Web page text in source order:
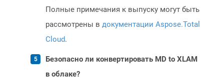
Полные примечания к выпуску могут быть
рассмотрены в документации Aspose.Total
Cloud.
Безопасно ли конвертировать MD to XLAM
в облаке?